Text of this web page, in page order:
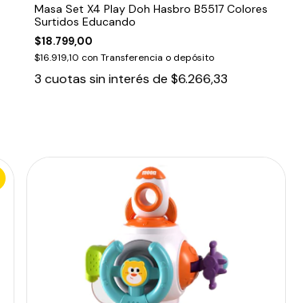
Masa Set X4 Play Doh Hasbro B5517 Colores
Surtidos Educando
$18.799,00
$16.919,10 con Transferencia o depósito
3 cuotas sin interés de$6.266,33